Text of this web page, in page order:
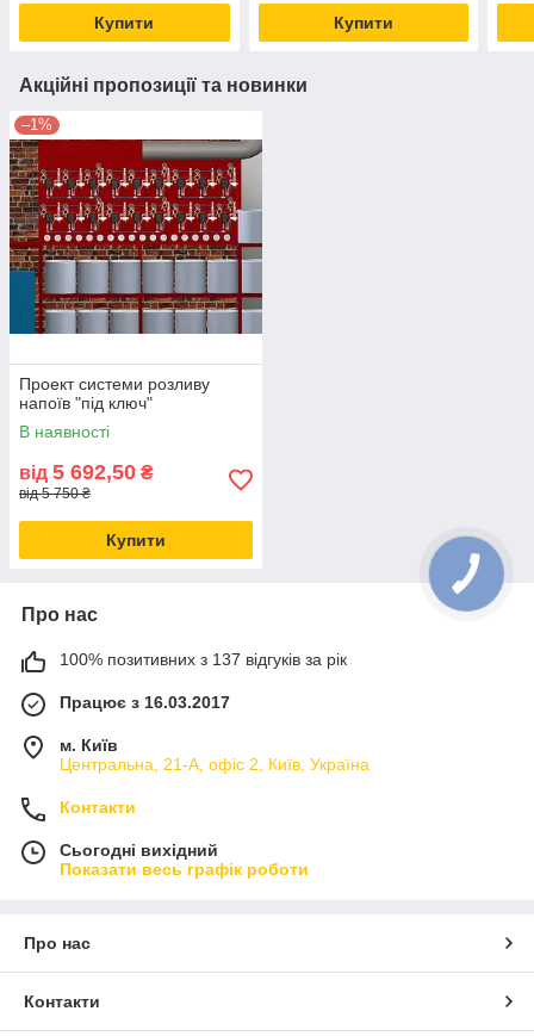
Купити Купити
Акційні пропозиції та новинки
–1%
Проект системи розливу
напоїв "під ключ"
В наявності
від 5 692,50 ₴
від 5 750 ₴
Купити
Про нас
100% позитивних з 137 відгуків за рік
Працює з 16.03.2017
м. Київ
Центральна, 21-А, офіс 2, Київ, Україна
Контакти
Сьогодні вихідний
Показати весь графік роботи
Про нас
Контакти